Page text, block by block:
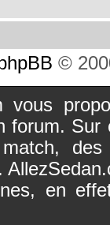
©
vous
forum.
des
en